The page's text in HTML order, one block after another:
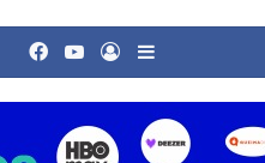
Facebook
YouTube
EntrarBarra